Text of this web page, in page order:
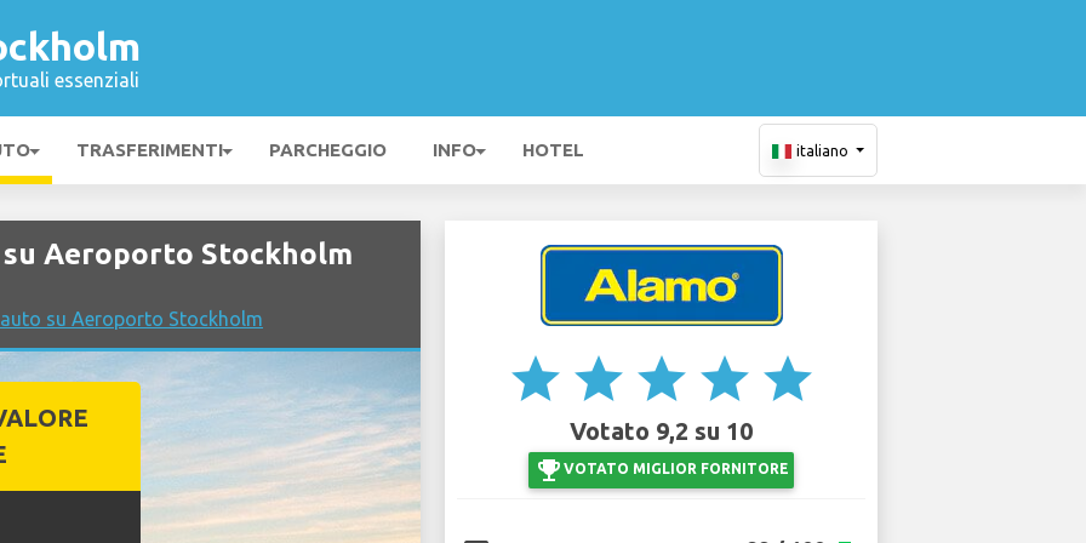
essenziali
TRASFERIMENTI PARCHEGGIO INFO HOTEL italiano
Aeroporto Stockholm
su Aeroporto Stockholm
star star star star star
Votato 9,2 su 10
emoji_events VOTATO MIGLIOR FORNITORE